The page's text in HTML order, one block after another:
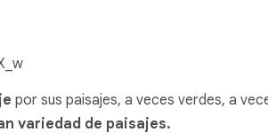
por sus paisajes, a veces verdes, a
variedad de paisajes.